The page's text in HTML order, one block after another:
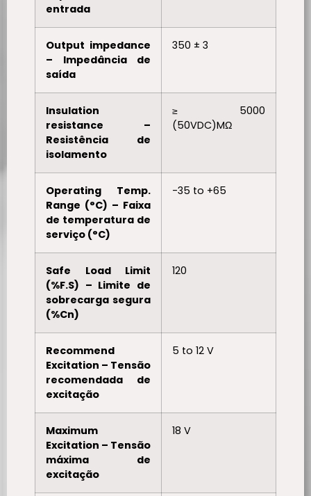
entrada
Output impedance
– Impedância de
saída
350 ± 3
Insulation
resistance –
Resistência de
isolamento
≥ 5000
(50VDC)MΩ
Operating Temp.
Range (°C) – Faixa
de temperatura de
serviço (°C)
-35 to +65
Safe Load Limit
(%F.S) – Limite de
sobrecarga segura
(%Cn)
120
Recommend
Excitation – Tensão
recomendada de
excitação
5 to 12 V
Maximum
Excitation – Tensão
máxima de
excitação
18 V